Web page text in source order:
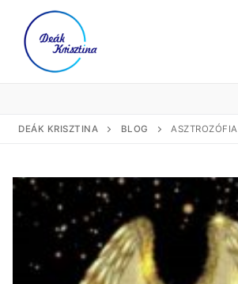
Eszköztáram
Angyali üzenetközvetítés
Bemutatkozás
DEÁK KRISZTINA BLOG ASZTROZÓFIA